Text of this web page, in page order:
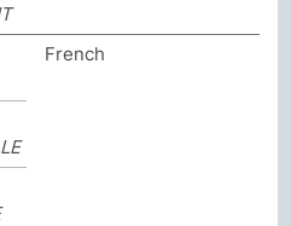
French